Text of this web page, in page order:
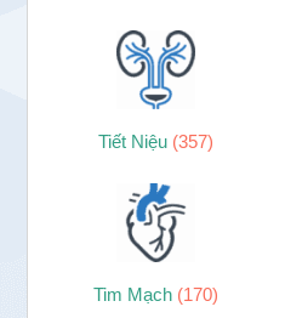
Tiết Niệu (357)
Tim Mạch (170)